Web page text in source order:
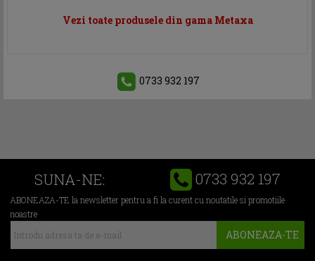
Vezi toate produsele din gama Metaxa
0733 932 197
SUNA-NE: 0733 932 197
ABONEAZA-TE la newsletter pentru a fi la curent cu noutatile si promotiile
noastre
ABONEAZA-TE